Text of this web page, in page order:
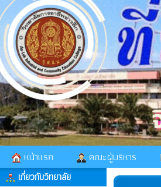
หน้าแรก คณะผู้บริหาร
เกี่ยวกับวิทยาลัย